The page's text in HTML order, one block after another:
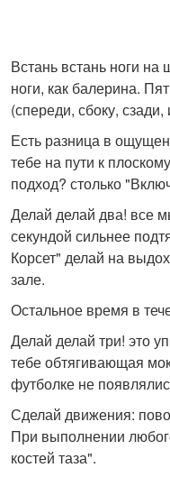
Встань встань ноги
ноги, как балерина.
(спереди, сбоку, сзади,
Есть разница в
тебе на пути к
подход? столько
Делай делай два! все
секундой сильнее
Корсет" делай на
зале.
Остальное время в
Делай делай три! это
тебе обтягивающая
футболке не
Сделай движения:
При выполнении
костей таза".